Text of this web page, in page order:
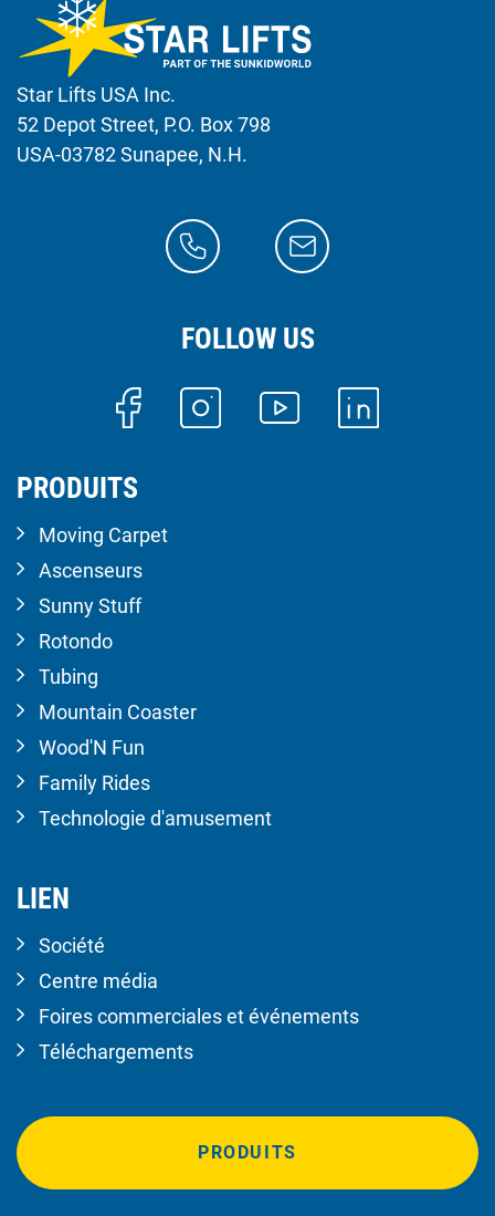
Star Lifts USA Inc.
52 Depot Street, P.O. Box 798
USA-03782 Sunapee, N.H.
FOLLOW US
PRODUITS
Moving Carpet
Ascenseurs
Sunny Stuff
Rotondo
Tubing
Mountain Coaster
Wood'N Fun
Family Rides
Technologie d'amusement
LIEN
Société
Centre média
Foires commerciales et événements
Téléchargements
PRODUITS